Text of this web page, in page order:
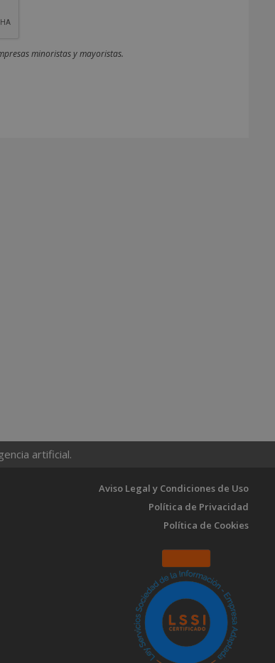
minoristas y mayoristas.
artificial.
Aviso Legal y Condiciones de Uso
Política de Privacidad
Política de Cookies